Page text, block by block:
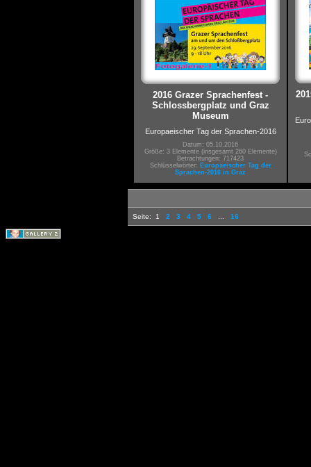
2016 Grazer Sprachenfest -
Schlossbergplatz und Graz
Museum
Europaeischer Tag der Sprachen-2016
Datum: 05.10.2016
Größe: 3 Elemente (insgesamt 260 Elemente)
Betrachtungen: 717423
Schlüsselwörter: Europaeischer Tag der
Sprachen-2016 in Graz
Seite: 1 2 3 4 5 6 16